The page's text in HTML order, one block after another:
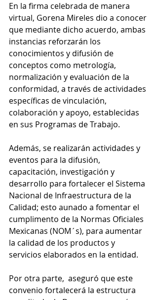
En la firma celebrada de manera
virtual, Gorena Mireles dio a conocer
que mediante dicho acuerdo, ambas
instancias reforzarán los
conocimientos y difusión de
conceptos como metrología,
normalización y evaluación de la
conformidad, a través de actividades
específicas de vinculación,
colaboración y apoyo, establecidas
en sus Programas de Trabajo.
Además, se realizarán actividades y
eventos para la difusión,
capacitación, investigación y
desarrollo para fortalecer el Sistema
Nacional de Infraestructura de la
Calidad; esto aunado a fomentar el
cumplimento de la Normas Oficiales
Mexicanas (NOM´s), para aumentar
la calidad de los productos y
servicios elaborados en la entidad.
Por otra parte,  aseguró que este
convenio fortalecerá la estructura